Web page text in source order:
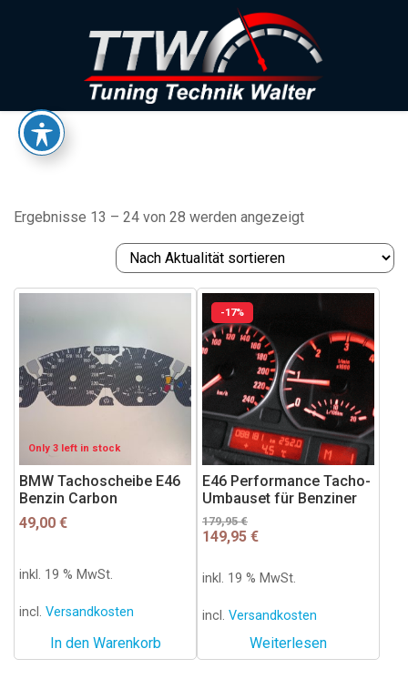
Ergebnisse 13 – 24 von 28 werden angezeigtNach
Only 3 left in stock
BMW Tachoscheibe E46
Benzin Carbon
49,00 €
inkl. 19 % MwSt.
incl. Versandkosten
In den Warenkorb
-17%
E46 Performance Tacho-
Umbauset für Benziner
179,95€
Ursprünglicher
Preis
179,95 €
149,95 €
Aktueller
Preis
149,95 €.
inkl. 19 % MwSt.
incl. Versandkosten
Weiterlesen